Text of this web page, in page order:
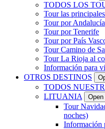
TODOS LOS
Tour las
Tour por Andalucía
Tour por Tenerife
Tour por País
Tour Camino de
Tour La Rioja al
Información para
OTROS DESTINOS
TODOS
LITUANIA
Tour
noches)
Información